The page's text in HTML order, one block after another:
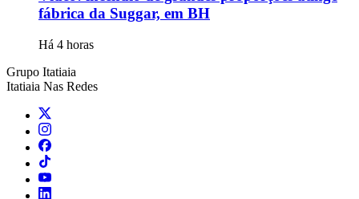
fábrica da Suggar, em BH
Há 4 horas
Grupo Itatiaia
Itatiaia Nas Redes